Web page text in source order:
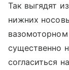
Так выгядят
нижних
существенно
согласиться